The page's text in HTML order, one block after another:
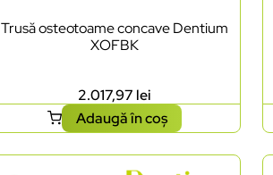
Trusă osteotoame concave Dentium
XOFBK
2.017,97 lei
Adaugă în coș